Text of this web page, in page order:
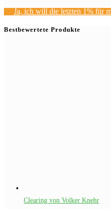
Ja, ich will die letzten 1% für
Bestbewertete Produkte
Clearing von Volker Knehr